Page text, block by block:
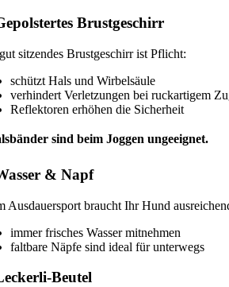
Brustgeschirr
sitzendes Brustgeschirr ist Pflicht:
schützt Hals und Wirbelsäule
verhindert Verletzungen bei ruckartigem
Reflektoren erhöhen die Sicherheit
sind beim Joggen ungeeignet.
& Napf
Ausdauersport braucht Ihr Hund
immer frisches Wasser mitnehmen
faltbare Näpfe sind ideal für unterwegs
Beutel